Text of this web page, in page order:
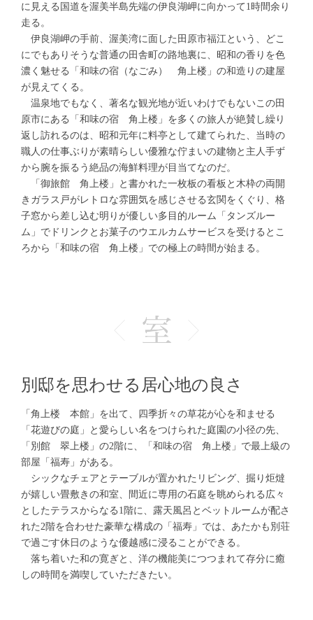
に見える国道を渥美半島先端の伊良湖岬に向かって1時間余り
走る。
伊良湖岬の手前、渥美湾に面した田原市福江という、どこ
にでもありそうな普通の田舎町の路地裏に、昭和の香りを色
濃く魅せる「和味の宿（なごみ） 角上楼」の和造りの建屋
が見えてくる。
温泉地でもなく、著名な観光地が近いわけでもないこの田
原市にある「和味の宿 角上楼」を多くの旅人が絶賛し繰り
返し訪れるのは、昭和元年に料亭として建てられた、当時の
職人の仕事ぶりが素晴らしい優雅な佇まいの建物と主人手ず
から腕を振るう絶品の海鮮料理が目当てなのだ。
「御旅館 角上楼」と書かれた一枚板の看板と木枠の両開
きガラス戸がレトロな雰囲気を感じさせる玄関をくぐり、格
子窓から差し込む明りが優しい多目的ルーム「タンズルー
ム」でドリンクとお菓子のウエルカムサービスを受けるとこ
ろから「和味の宿 角上楼」での極上の時間が始まる。
別邸を思わせる居心地の良さ
「角上楼 本館」を出て、四季折々の草花が心を和ませる
「花遊びの庭」と愛らしい名をつけられた庭園の小径の先、
「別館 翠上楼」の2階に、「和味の宿 角上楼」で最上級の
部屋「福寿」がある。
シックなチェアとテーブルが置かれたリビング、掘り炬燵
が嬉しい畳敷きの和室、間近に専用の石庭を眺められる広々
としたテラスからなる1階に、露天風呂とベットルームが配さ
れた2階を合わせた豪華な構成の「福寿」では、あたかも別荘
で過ごす休日のような優越感に浸ることができる。
落ち着いた和の寛ぎと、洋の機能美につつまれて存分に癒
しの時間を満喫していただきたい。